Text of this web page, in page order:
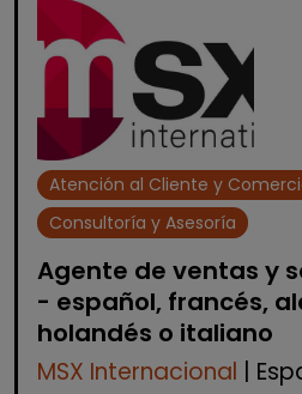
Atención al Cliente y
Consultoría y Asesoría
Agente de ventas y
- español, francés,
holandés o italiano
MSX Internacional |